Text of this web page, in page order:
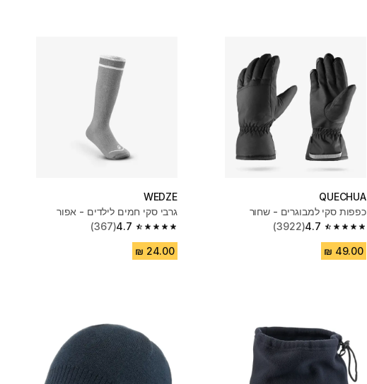
QUECHUA
כפפות סקי למבוגרים - שחור
4.7
4.7 out of 5 stars from 3922 reviews
(3922)
WEDZE
גרבי סקי חמים לילדים - אפור
4.7
4.7 out of 5 stars from 367 reviews
(367)